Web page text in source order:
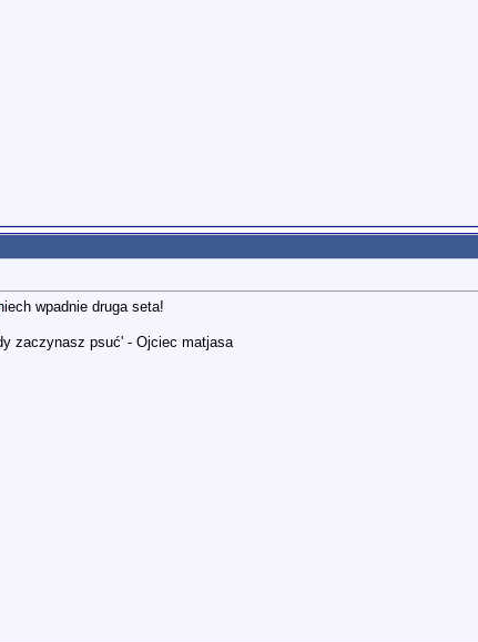
wpadnie druga seta!
zaczynasz psuć' - Ojciec matjasa